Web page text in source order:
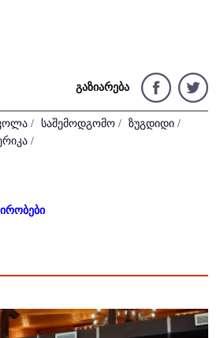
გაზიარება
/ საშემოდგომო / ზუგდიდი /
/